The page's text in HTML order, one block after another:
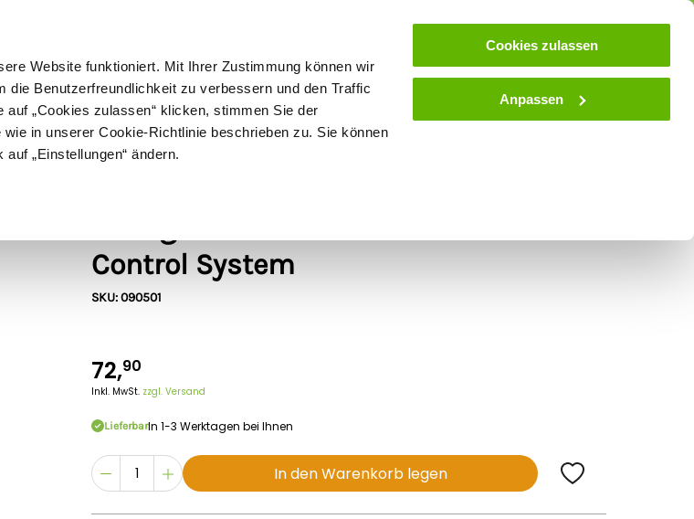
Website funktioniert. Mit Ihrer Zustimmung können wir
die Benutzerfreundlichkeit zu verbessern und den Traffic
„Cookies zulassen“ klicken, stimmen Sie der
in unserer Cookie-Richtlinie beschrieben zu. Sie können
„Einstellungen“ ändern.
Cookies zulassen
Anpassen
Futter- & Tränkesysteme Haus, Hof & Stall Spielwaren Zaunlexikon SALE
Control System
SKU: 090501
72,90
Inkl. MwSt. zzgl. Versand
LieferbarIn 1-3 Werktagen bei Ihnen
In den Warenkorb legen